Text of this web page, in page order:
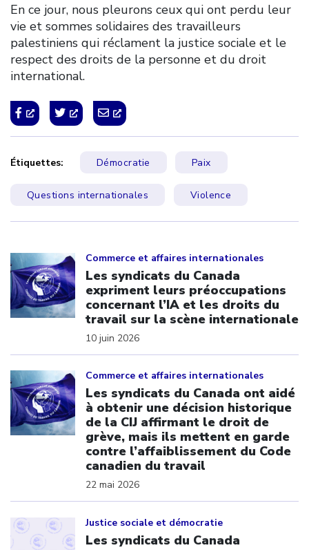
En ce jour, nous pleurons ceux qui ont perdu leur
vie et sommes solidaires des travailleurs
palestiniens qui réclament la justice sociale et le
respect des droits de la personne et du droit
international.
Étiquettes: Démocratie Paix
Questions internationales Violence
Commerce et affaires internationales
Les syndicats du Canada
expriment leurs préoccupations
concernant l’IA et les droits du
travail sur la scène internationale
10 juin 2026
Commerce et affaires internationales
Les syndicats du Canada ont aidé
à obtenir une décision historique
de la CIJ affirmant le droit de
grève, mais ils mettent en garde
contre l’affaiblissement du Code
canadien du travail
22 mai 2026
Justice sociale et démocratie
Les syndicats du Canada